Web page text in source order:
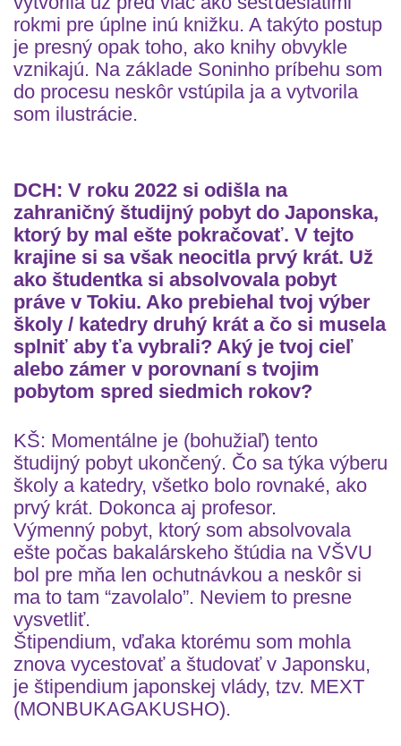
rokmi pre úplne inú knižku. A takýto postup
je presný opak toho, ako knihy obvykle
vznikajú. Na základe Soninho príbehu som
do procesu neskôr vstúpila ja a vytvorila
som ilustrácie.
DCH: V roku 2022 si odišla na
zahraničný študijný pobyt do Japonska,
ktorý by mal ešte pokračovať. V tejto
krajine si sa však neocitla prvý krát. Už
ako študentka si absolvovala pobyt
práve v Tokiu. Ako prebiehal tvoj výber
školy / katedry druhý krát a čo si musela
splniť aby ťa vybrali? Aký je tvoj cieľ
alebo zámer v porovnaní s tvojim
pobytom spred siedmich rokov?
KŠ: Momentálne je (bohužiaľ) tento
študijný pobyt ukončený. Čo sa týka výberu
školy a katedry, všetko bolo rovnaké, ako
prvý krát. Dokonca aj profesor.
Výmenný pobyt, ktorý som absolvovala
ešte počas bakalárskeho štúdia na VŠVU
bol pre mňa len ochutnávkou a neskôr si
ma to tam “zavolalo”. Neviem to presne
vysvetliť.
Štipendium, vďaka ktorému som mohla
znova vycestovať a študovať v Japonsku,
je štipendium japonskej vlády, tzv. MEXT
(MONBUKAGAKUSHO).